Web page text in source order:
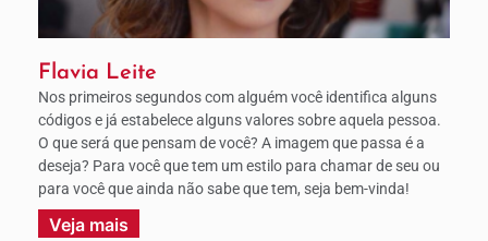
Flavia Leite
Nos primeiros segundos com alguém você identifica alguns
códigos e já estabelece alguns valores sobre aquela pessoa.
O que será que pensam de você? A imagem que passa é a
deseja? Para você que tem um estilo para chamar de seu ou
para você que ainda não sabe que tem, seja bem-vinda!
Veja mais